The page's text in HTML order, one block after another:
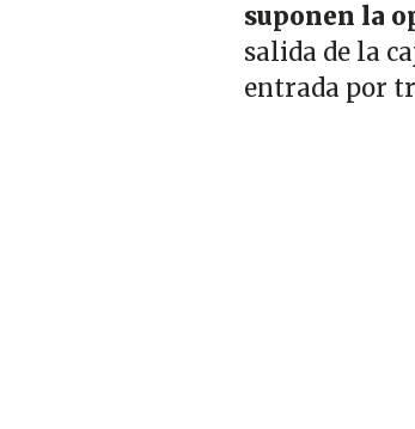
suponen la
salida de la
entrada por